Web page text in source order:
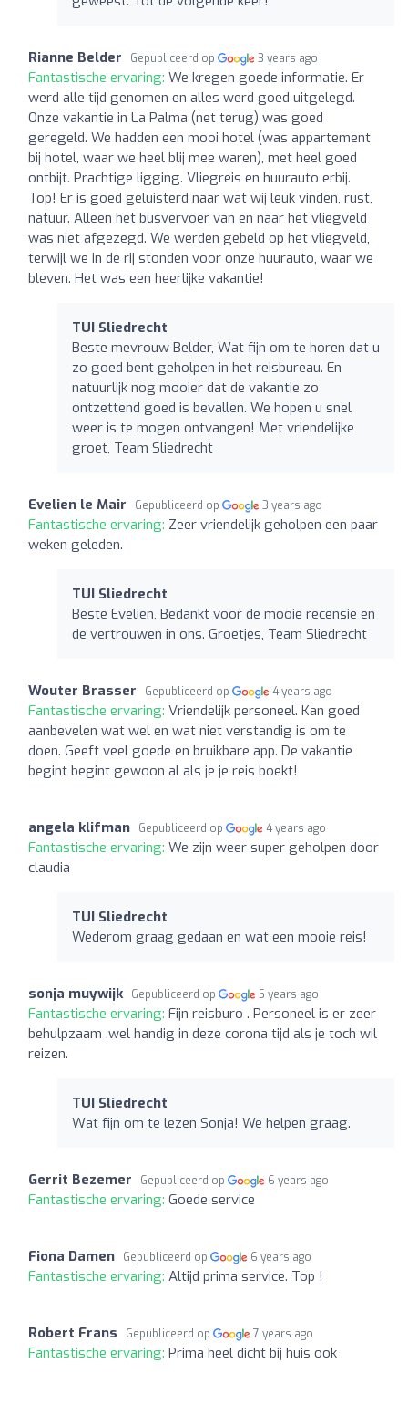
Rianne Belder Gepubliceerd op 3 years ago
Fantastische ervaring: We kregen goede informatie. Er
werd alle tijd genomen en alles werd goed uitgelegd.
Onze vakantie in La Palma (net terug) was goed
geregeld. We hadden een mooi hotel (was appartement
bij hotel, waar we heel blij mee waren), met heel goed
ontbijt. Prachtige ligging. Vliegreis en huurauto erbij.
Top! Er is goed geluisterd naar wat wij leuk vinden, rust,
natuur. Alleen het busvervoer van en naar het vliegveld
was niet afgezegd. We werden gebeld op het vliegveld,
terwijl we in de rij stonden voor onze huurauto, waar we
bleven. Het was een heerlijke vakantie!
TUI Sliedrecht
Beste mevrouw Belder, Wat fijn om te horen dat u
zo goed bent geholpen in het reisbureau. En
natuurlijk nog mooier dat de vakantie zo
ontzettend goed is bevallen. We hopen u snel
weer is te mogen ontvangen! Met vriendelijke
groet, Team Sliedrecht
Evelien le Mair Gepubliceerd op 3 years ago
Fantastische ervaring: Zeer vriendelijk geholpen een paar
weken geleden.
TUI Sliedrecht
Beste Evelien, Bedankt voor de mooie recensie en
de vertrouwen in ons. Groetjes, Team Sliedrecht
Wouter Brasser Gepubliceerd op 4 years ago
Fantastische ervaring: Vriendelijk personeel. Kan goed
aanbevelen wat wel en wat niet verstandig is om te
doen. Geeft veel goede en bruikbare app. De vakantie
begint begint gewoon al als je je reis boekt!
angela klifman Gepubliceerd op 4 years ago
Fantastische ervaring: We zijn weer super geholpen door
claudia
TUI Sliedrecht
Wederom graag gedaan en wat een mooie reis!
sonja muywijk Gepubliceerd op 5 years ago
Fantastische ervaring: Fijn reisburo . Personeel is er zeer
behulpzaam .wel handig in deze corona tijd als je toch wil
reizen.
TUI Sliedrecht
Wat fijn om te lezen Sonja! We helpen graag.
Gerrit Bezemer Gepubliceerd op 6 years ago
Fantastische ervaring: Goede service
Fiona Damen Gepubliceerd op 6 years ago
Fantastische ervaring: Altijd prima service. Top !
Robert Frans Gepubliceerd op 7 years ago
Fantastische ervaring: Prima heel dicht bij huis ook